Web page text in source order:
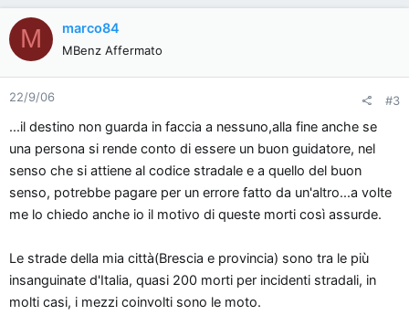
M marco84
MBenz Affermato
22/9/06 #3
...il destino non guarda in faccia a nessuno,alla fine anche se
una persona si rende conto di essere un buon guidatore, nel
senso che si attiene al codice stradale e a quello del buon
senso, potrebbe pagare per un errore fatto da un'altro...a volte
me lo chiedo anche io il motivo di queste morti così assurde.
Le strade della mia città(Brescia e provincia) sono tra le più
insanguinate d'Italia, quasi 200 morti per incidenti stradali, in
molti casi, i mezzi coinvolti sono le moto.